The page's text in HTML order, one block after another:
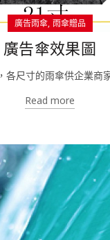
廣告雨傘 雨傘贈品
廣告傘效果圖
各尺寸的雨傘供企業商
Read more